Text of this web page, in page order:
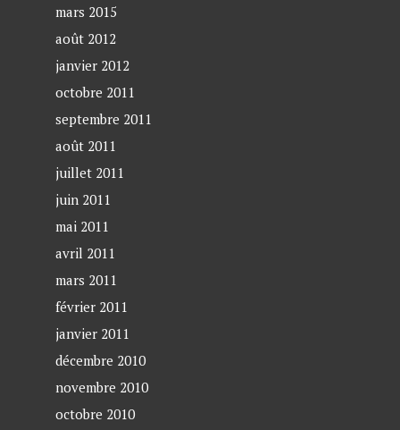
mars 2015
août 2012
janvier 2012
octobre 2011
septembre 2011
août 2011
juillet 2011
juin 2011
mai 2011
avril 2011
mars 2011
février 2011
janvier 2011
décembre 2010
novembre 2010
octobre 2010